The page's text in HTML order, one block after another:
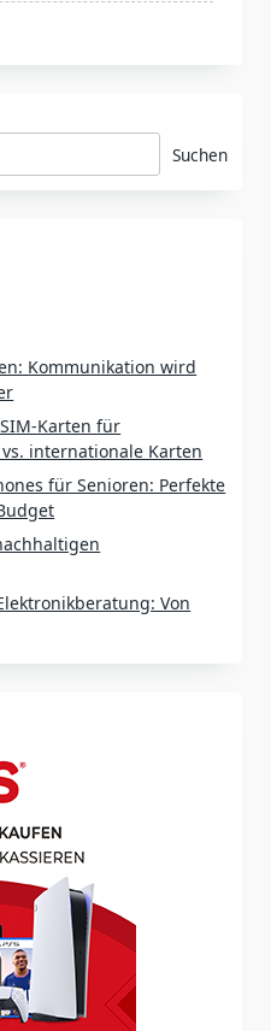
Suchen
Kommunikation wird
Karten für
internationale Karten
für Senioren: Perfekte
Von